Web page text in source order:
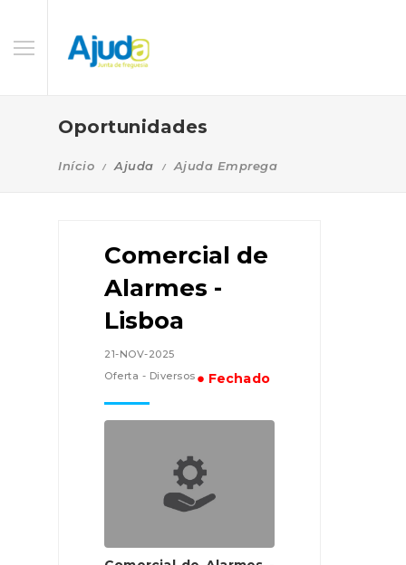
Oportunidades
Início Ajuda Ajuda Emprega
Comercial de
Alarmes -
Lisboa
21-NOV-2025
Oferta - Diversos ● Fechado